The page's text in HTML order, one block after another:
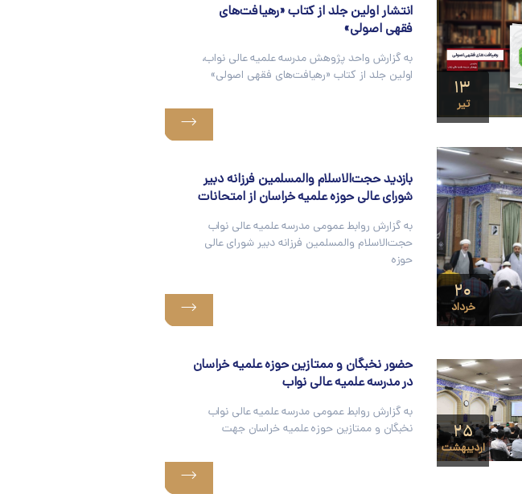
۱۳
تیر
انتشار اولین جلد از کتاب «رهیافت‌های
فقهی اصولی»
به گزارش واحد پژوهش مدرسه علمیه عالی نواب،
اولین جلد از کتاب «رهیافت‌های فقهی اصولی»
۲۰
خرداد
بازدید حجت‌الاسلام والمسلمین فرزانه دبیر
شورای عالی حوزه علمیه خراسان از امتحانات
به گزارش روابط عمومی مدرسه علمیه عالی نواب
حجت‌الاسلام والمسلمین فرزانه دبیر شورای عالی
حوزه
۲۵
اردیبهشت
حضور نخبگان و ممتازین حوزه علمیه خراسان
در مدرسه علمیه عالی نواب
به گزارش روابط عمومی مدرسه علمیه عالی نواب
نخبگان و ممتازین حوزه علمیه خراسان جهت